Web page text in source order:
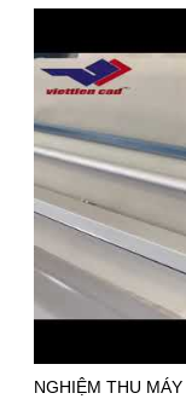
NGHIỆM THU